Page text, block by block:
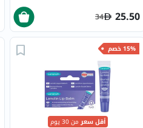
25.50
34
15% خصم
أقل سعرمن 30 يوم